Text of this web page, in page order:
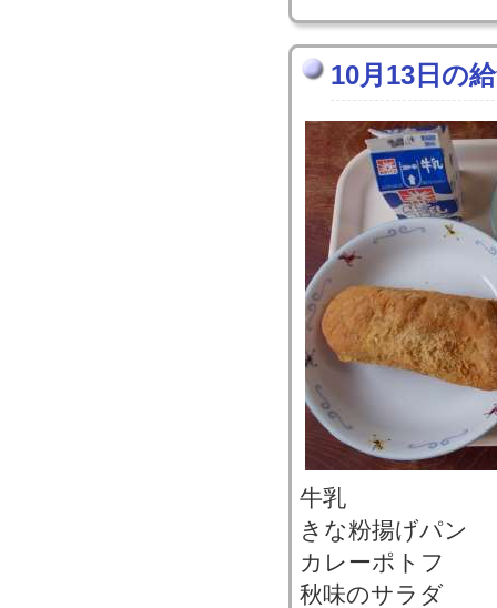
10月13日の
牛乳
きな粉揚げパン
カレーポトフ
秋味のサラダ